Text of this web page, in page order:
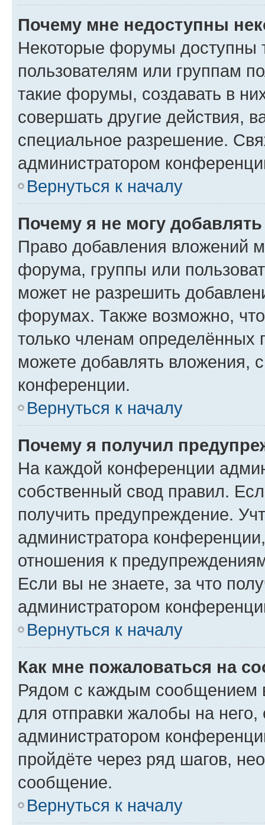
Почему мне недоступны
Некоторые форумы доступны
пользователям или группам
такие форумы, создавать в
совершать другие действия,
специальное разрешение.
администратором
Вернуться к началу
Почему я не могу
Право добавления вложений
форума, группы или
может не разрешить
форумах. Также возможно,
только членам определённых
можете добавлять вложения,
конференции.
Вернуться к началу
Почему я получил
На каждой конференции
собственный свод правил.
получить предупреждение.
администратора
отношения к
Если вы не знаете, за что
администратором
Вернуться к началу
Как мне пожаловаться на
Рядом с каждым сообщением
для отправки жалобы на
администратором
пройдёте через ряд шагов,
сообщение.
Вернуться к началу